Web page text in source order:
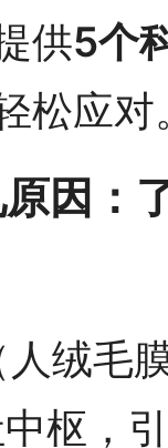
供5个
松应对
因：
人绒毛
枢，